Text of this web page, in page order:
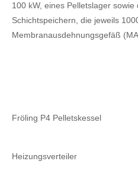
100 kW, eines Pelletslager
Schichtspeichern, die jeweils
Membranausdehnungsgefäß
Fröling P4 Pelletskessel
Heizungsverteiler